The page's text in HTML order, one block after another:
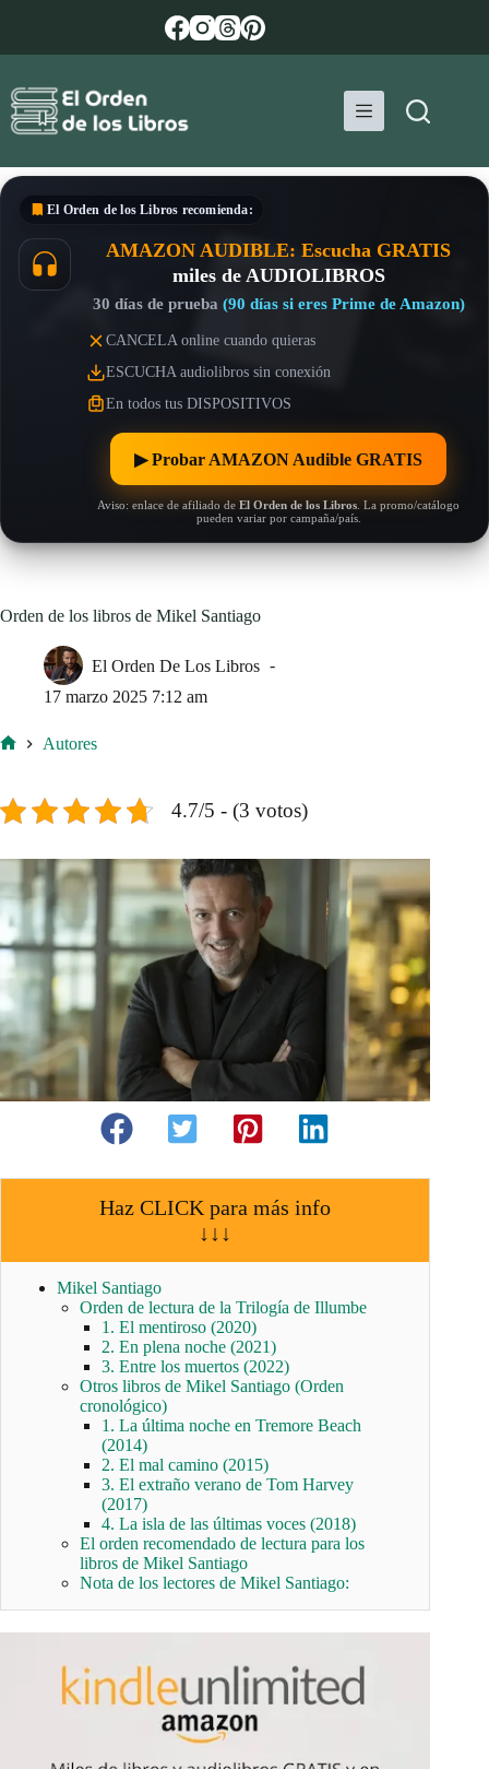
El Orden de los Libros recomienda:
AMAZON AUDIBLE: Escucha GRATIS
miles de AUDIOLIBROS
30 días de prueba (90 días si eres Prime de Amazon)
CANCELA online cuando quieras
ESCUCHA audiolibros sin conexión
En todos tus DISPOSITIVOS
▶︎ Probar AMAZON Audible GRATIS
Aviso: enlace de afiliado de El Orden de los Libros . La promo/catálogo
pueden variar por campaña/país.
Orden de los libros de Mikel Santiago
El Orden De Los Libros
17 marzo 2025 7:12 am
Autores
4.7/5 - (3 votos)
Haz CLICK para más info
↓↓↓
Mikel Santiago
Orden de lectura de la Trilogía de Illumbe
1. El mentiroso (2020)
2. En plena noche (2021)
3. Entre los muertos (2022)
Otros libros de Mikel Santiago (Orden
cronológico)
1. La última noche en Tremore Beach
(2014)
2. El mal camino (2015)
3. El extraño verano de Tom Harvey
(2017)
4. La isla de las últimas voces (2018)
El orden recomendado de lectura para los
libros de Mikel Santiago
Nota de los lectores de Mikel Santiago: